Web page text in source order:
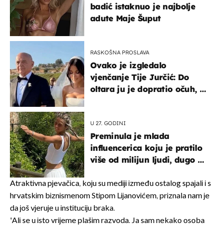
badić istaknuo je najbolje
adute Maje Šuput
RASKOŠNA PROSLAVA
Ovako je izgledalo
vjenčanje Tije Jurčić: Do
oltara ju je dopratio očuh, a
U 27. GODINI
Preminula je mlada
influencerica koju je pratilo
više od milijun ljudi, dugo se
Atraktivna pjevačica, koju su mediji između ostalog spajali i s
hrvatskim biznismenom Stipom Lijanovićem, priznala nam je
da još vjeruje u instituciju braka.
'Ali se u isto vrijeme plašim razvoda. Ja sam nekako osoba